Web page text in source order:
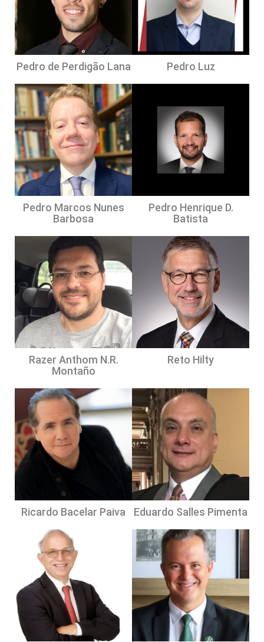
Pedro de Perdigão Lana Pedro Luz
Pedro Marcos Nunes
Barbosa
Pedro Henrique D.
Batista
Razer Anthom N.R.
Montaño
Reto Hilty
Ricardo Bacelar Paiva Eduardo Salles Pimenta